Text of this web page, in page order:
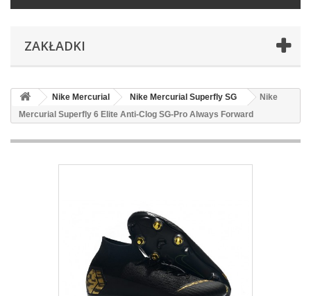
ZAKŁADKI
Nike Mercurial Nike Mercurial Superfly SG
Nike
Mercurial Superfly 6 Elite Anti-Clog SG-Pro Always Forward